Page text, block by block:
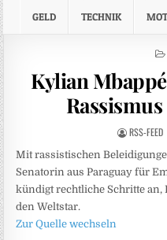
GELD TECHNIK
Kylian
RSS-FEED
Mit rassistischen
Senatorin aus Paraguay für
kündigt rechtliche Schritte
den Weltstar.
Zur Quelle wechseln